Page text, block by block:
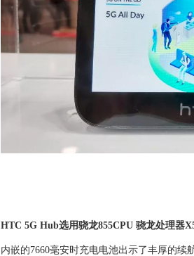
HTC 5G Hub选用骁龙855CPU 骁龙处理器
内嵌的7660毫安时充电电池出示了丰厚的续